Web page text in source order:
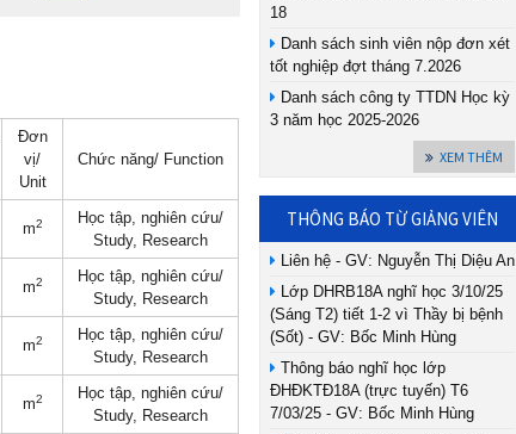
Đơn
vị/
Unit
Chức năng/ Function
m2 Học tập, nghiên cứu/
Study, Research
m2 Học tập, nghiên cứu/
Study, Research
m2 Học tập, nghiên cứu/
Study, Research
m2 Học tập, nghiên cứu/
Study, Research
18
Danh sách sinh viên nộp đơn xét
tốt nghiệp đợt tháng 7.2026
Danh sách công ty TTDN Học kỳ
3 năm học 2025-2026
XEM THÊM
THÔNG BÁO TỪ GIẢNG VIÊN
Liên hệ - GV: Nguyễn Thị Diệu An
Lớp DHRB18A nghĩ học 3/10/25
(Sáng T2) tiết 1-2 vì Thầy bị bệnh
(Sốt) - GV: Bốc Minh Hùng
Thông báo nghĩ học lớp
ĐHĐKTĐ18A (trực tuyến) T6
7/03/25 - GV: Bốc Minh Hùng